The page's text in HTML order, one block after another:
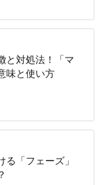
と対処法！「マ
味と使い方
る「フェーズ」